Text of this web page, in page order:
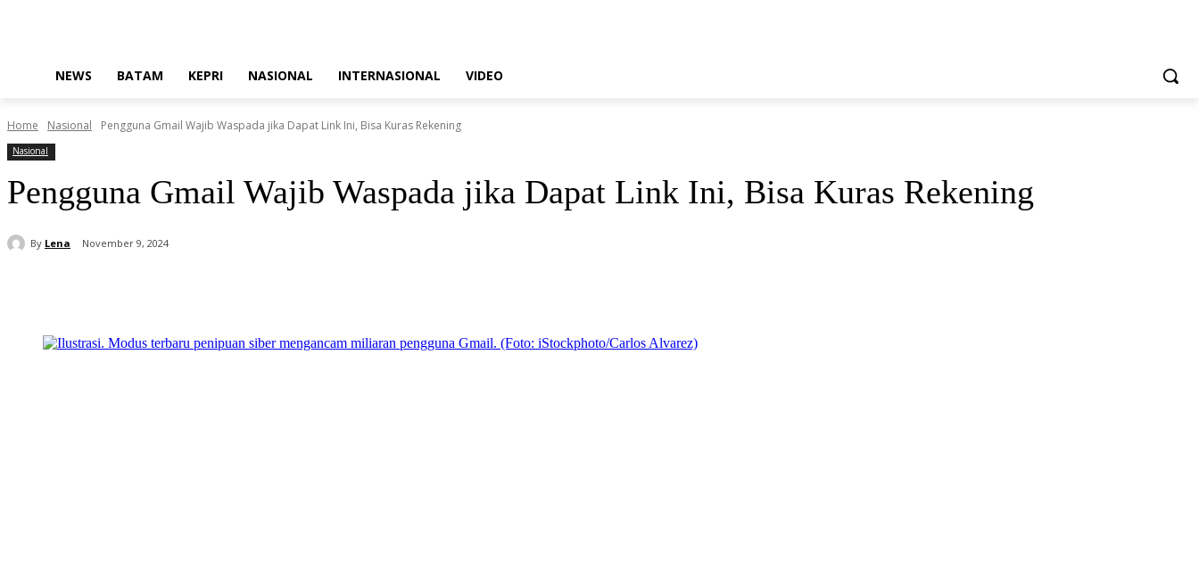
NEWS BATAM KEPRI NASIONAL INTERNASIONAL VIDEO
Home Nasional Pengguna Gmail Wajib Waspada jika Dapat Link Ini, Bisa Kuras Rekening
Nasional
Pengguna Gmail Wajib Waspada jika Dapat Link Ini, Bisa Kuras Rekening
By Lena November 9, 2024